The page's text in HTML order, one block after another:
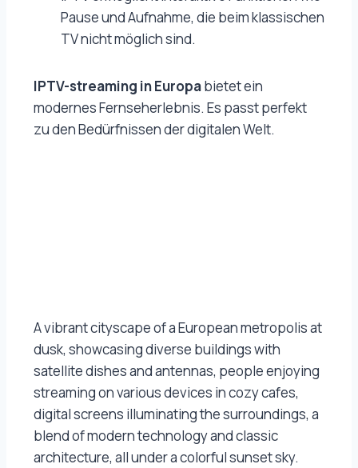
Pause und Aufnahme, die beim klassischen
TV nicht möglich sind.
IPTV-streaming in Europabietet ein
modernes Fernseherlebnis. Es passt perfekt
zu den Bedürfnissen der digitalen Welt.
A vibrant cityscape of a European metropolis at
dusk, showcasing diverse buildings with
satellite dishes and antennas, people enjoying
streaming on various devices in cozy cafes,
digital screens illuminating the surroundings, a
blend of modern technology and classic
architecture, all under a colorful sunset sky.